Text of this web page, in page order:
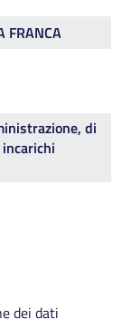
ZF
FRANCA
di
dei dati